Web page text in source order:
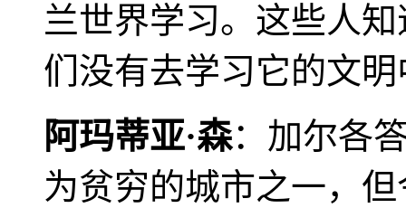
兰世界学习。这些人
们没有去学习它的文
阿玛蒂亚·森：加尔各
为贫穷的城市之一，